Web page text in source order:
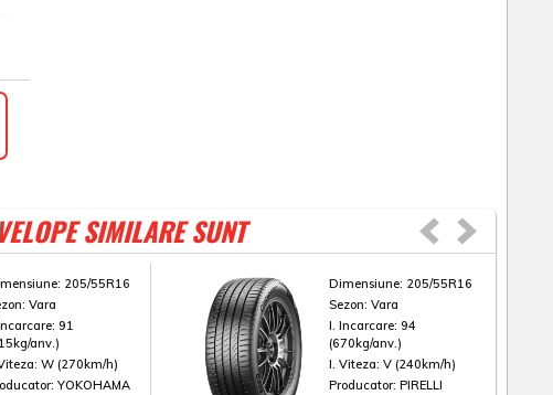
SIMILARE SUNT
205/55R16
Vara
91
anv.)
W (270km/h)
YOKOHAMA
Dimensiune: 205/55R16
Sezon:Vara
I. Incarcare:94
(670kg/anv.)
I. Viteza:V (240km/h)
Producator:PIRELLI